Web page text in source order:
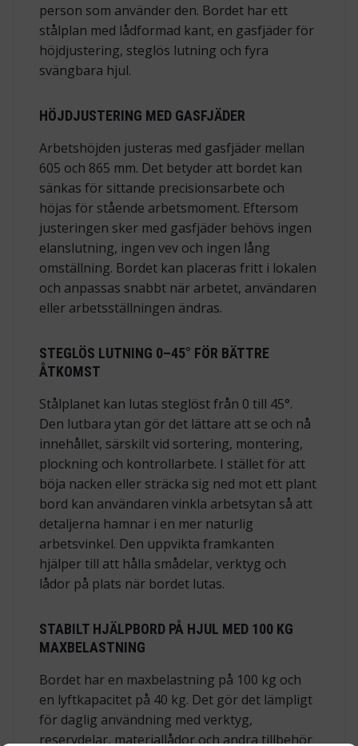
person som använder den. Bordet har ett
stålplan med lådformad kant, en gasfjäder för
höjdjustering, steglös lutning och fyra
svängbara hjul.
HÖJDJUSTERING MED GASFJÄDER
Arbetshöjden justeras med gasfjäder mellan
605 och 865 mm. Det betyder att bordet kan
sänkas för sittande precisionsarbete och
höjas för stående arbetsmoment. Eftersom
justeringen sker med gasfjäder behövs ingen
elanslutning, ingen vev och ingen lång
omställning. Bordet kan placeras fritt i lokalen
och anpassas snabbt när arbetet, användaren
eller arbetsställningen ändras.
STEGLÖS LUTNING 0–45° FÖR BÄTTRE
ÅTKOMST
Stålplanet kan lutas steglöst från 0 till 45°.
Den lutbara ytan gör det lättare att se och nå
innehållet, särskilt vid sortering, montering,
plockning och kontrollarbete. I stället för att
böja nacken eller sträcka sig ned mot ett plant
bord kan användaren vinkla arbetsytan så att
detaljerna hamnar i en mer naturlig
arbetsvinkel. Den uppvikta framkanten
hjälper till att hålla smådelar, verktyg och
lådor på plats när bordet lutas.
STABILT HJÄLPBORD PÅ HJUL MED 100 KG
MAXBELASTNING
Bordet har en maxbelastning på 100 kg och
en lyftkapacitet på 40 kg. Det gör det lämpligt
för daglig användning med verktyg,
reservdelar, materiallådor och andra tillbehör